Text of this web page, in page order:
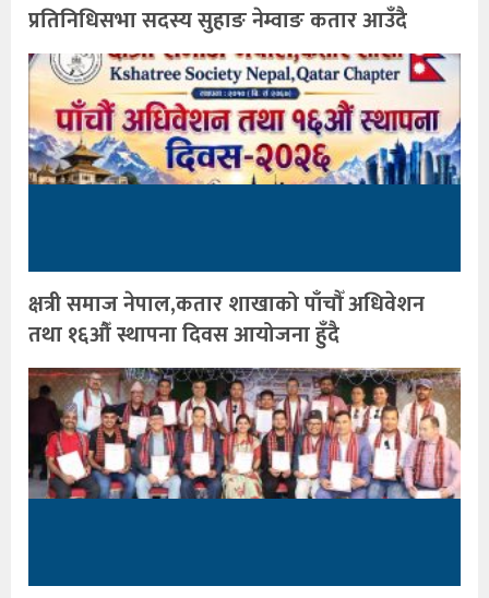
प्रतिनिधिसभा सदस्य सुहाङ नेम्वाङ कतार आउँदै
क्षत्री समाज नेपाल,कतार शाखाको पाँचौँ अधिवेशन
तथा १६औँ स्थापना दिवस आयोजना हुँदै